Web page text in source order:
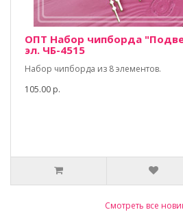
ОПТ Набор чипборда
эл. ЧБ-4515
Набор чипборда из 8 элементов.
105.00 р.
Смотреть все